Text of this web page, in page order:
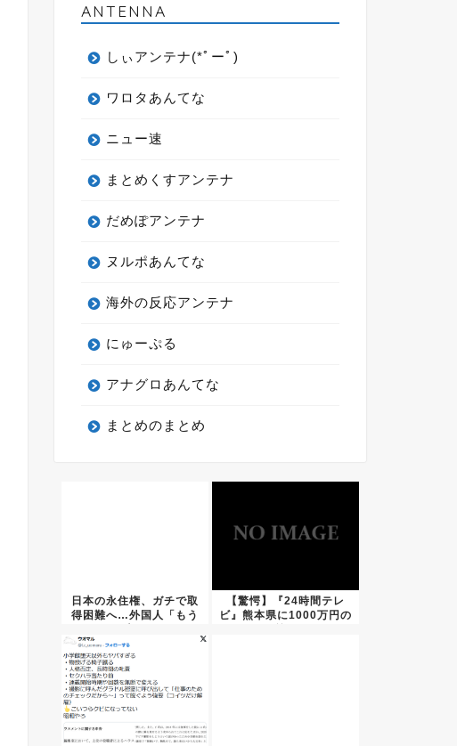
ANTENNA
しぃアンテナ(*ﾟーﾟ)
ワロタあんてな
ニュー速
まとめくすアンテナ
だめぽアンテナ
ヌルポあんてな
海外の反応アンテナ
にゅーぷる
アナグロあんてな
まとめのまとめ
日本の永住権、ガチで取
得困難へ…外国人「もう
【驚愕】『24時間テレ
ビ』熊本県に1000万円の